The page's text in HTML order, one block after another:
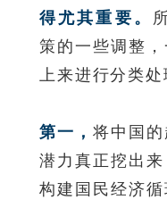
得尤其重要。
策的一些调整
上来进行分类处
第一，将中国
潜力真正挖出
构建国民经济